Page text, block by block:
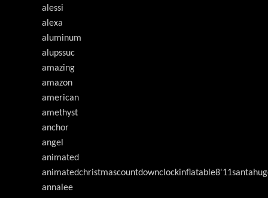
alessi
alexa
aluminum
alupssuc
amazing
amazon
american
amethyst
anchor
angel
animated
annalee